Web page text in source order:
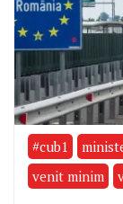
#cub1
venit minim